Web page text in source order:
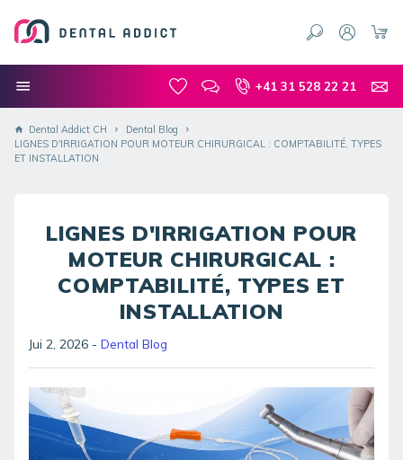
+41 31 528 22 21
Dental Addict CH
Dental Blog
LIGNES D'IRRIGATION POUR MOTEUR CHIRURGICAL : COMPTABILITÉ, TYPES
ET INSTALLATION
LIGNES D'IRRIGATION POUR
MOTEUR CHIRURGICAL :
COMPTABILITÉ, TYPES ET
INSTALLATION
Jui 2, 2026 - Dental Blog